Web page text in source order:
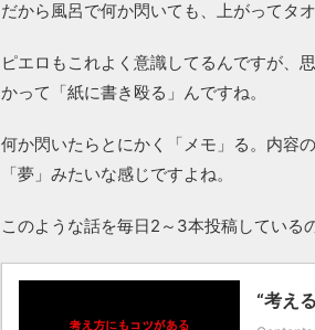
だから風呂で何か閃いても、上がってタ
ピエロもこれよく意識してるんですが、
かって「紙に書き殴る」んですね。
何か閃いたらとにかく「メモ」る。内容
「夢」みたいな感じですよね。
このような話を毎日2～3本投稿している
“考え